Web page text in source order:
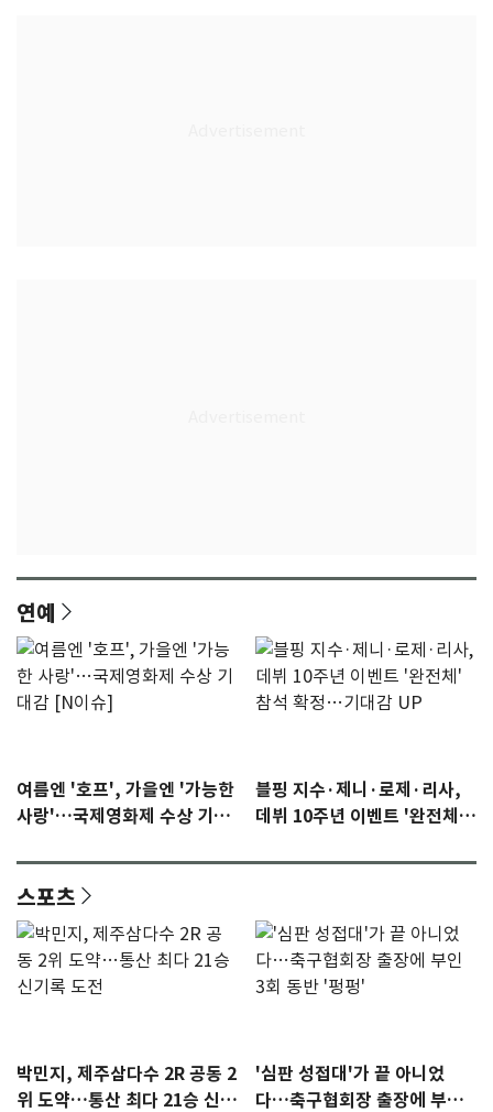
연예
여름엔 '호프', 가을엔 '가능한
사랑'…국제영화제 수상 기대
블핑 지수·제니·로제·리사,
데뷔 10주년 이벤트 '완전체'
스포츠
박민지, 제주삼다수 2R 공동 2
위 도약…통산 최다 21승 신기
'심판 성접대'가 끝 아니었
다…축구협회장 출장에 부인